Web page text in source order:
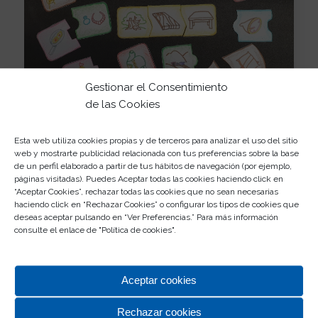
Gestionar el Consentimiento
de las Cookies
Esta web utiliza cookies propias y de terceros para analizar el uso del sitio
web y mostrarte publicidad relacionada con tus preferencias sobre la base
de un perfil elaborado a partir de tus hábitos de navegación (por ejemplo,
páginas visitadas). Puedes Aceptar todas las cookies haciendo click en
“Aceptar Cookies”, rechazar todas las cookies que no sean necesarias
haciendo click en “Rechazar Cookies” o configurar los tipos de cookies que
deseas aceptar pulsando en “Ver Preferencias.” Para más información
consulte el enlace de "Política de cookies".
Aceptar cookies
Rechazar cookies
¡Ya estamos preparados para el fin de semana! No
olvidéis leer las instrucciones para que podáis
aprender a usar vuestros nuevos juegos de mesa
correctamente.
con estos juegos. Podéis publicar vuestros juegas de
Nos encantaría vercómo habéis decidido decorar